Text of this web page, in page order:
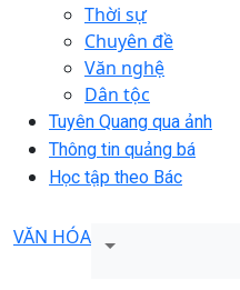
Thời sự
Chuyên đề
Văn nghệ
Dân tộc
Tuyên Quang qua ảnh
Thông tin quảng bá
Học tập theo Bác
VĂN HÓA